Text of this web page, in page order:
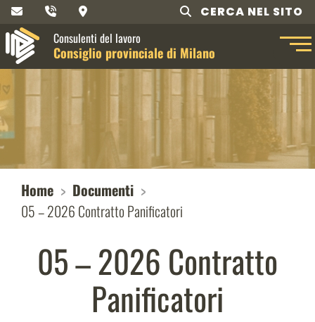
CERCA NEL SITO
Consulenti del lavoro
Consiglio provinciale di Milano
Home
Documenti
05 – 2026 Contratto Panificatori
05 – 2026 Contratto
Panificatori